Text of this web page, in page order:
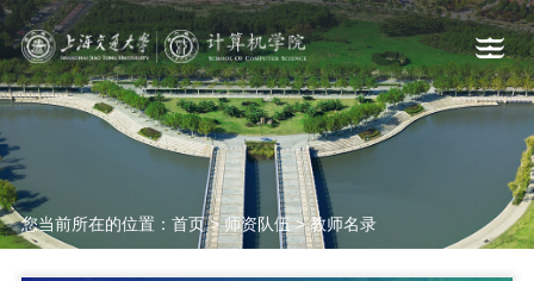
您当前所在的位置： 首页>师资队伍>教师名录